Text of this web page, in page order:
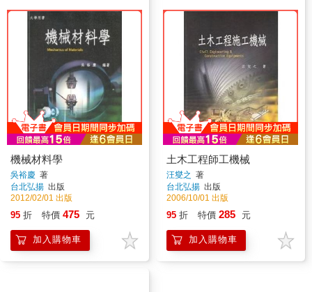
機械材料學
吳裕慶 著
台北弘揚 出版
2012/02/01 出版
95 折 特價 475 元
加入購物車
土木工程師工機械
汪燮之 著
台北弘揚 出版
2006/10/01 出版
95 折 特價 285 元
加入購物車